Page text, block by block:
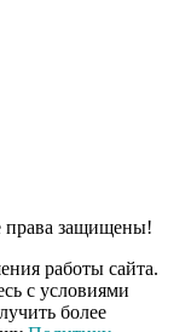
права защищены!
работы сайта.
с условиями
более